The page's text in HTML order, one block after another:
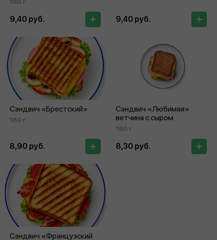
180 г
9,40 руб. 9,40 руб.
Сэндвич «Брестский»
180 г
8,90 руб.
Сэндвич «Любимая»
ветчина с сыром
180 г
8,30 руб.
Сэндвич «Французский